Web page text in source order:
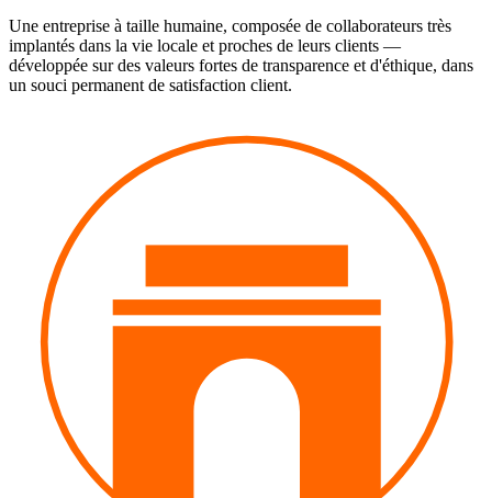
Une entreprise à taille humaine, composée de collaborateurs très
implantés dans la vie locale et proches de leurs clients —
développée sur des valeurs fortes de transparence et d'éthique, dans
un souci permanent de satisfaction client.